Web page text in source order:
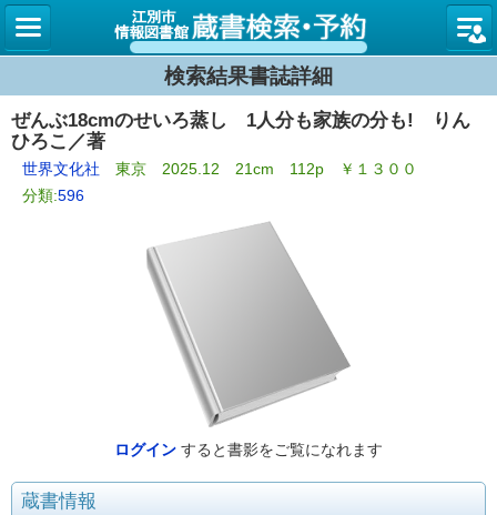
図書館
検索結果書誌詳細
ぜんぶ18cmのせいろ蒸し 1人分も家族の分も! りん
ひろこ／著
世界文化社 東京 2025.12 21cm 112p ￥１３００
分類:596
ログイン すると書影をご覧になれます
蔵書情報